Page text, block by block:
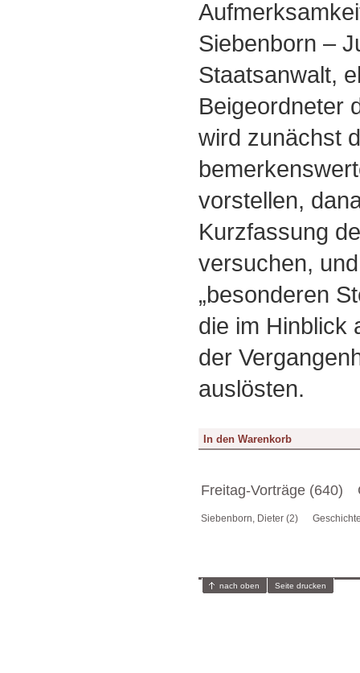
Siebenborn –
Staatsanwalt,
Beigeordneter
wird zunächst
vorstellen,
Kurzfassung
versuchen,
„besonderen
die im Hinblick
der
auslösten.
Freitag-Vorträge (640)
Siebenborn, Dieter (2)
nach oben Seite drucken